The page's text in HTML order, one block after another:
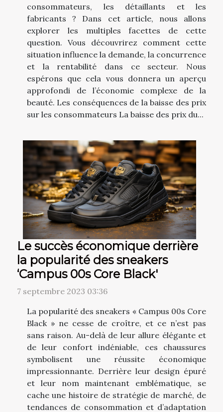
consommateurs, les détaillants et les
fabricants ? Dans cet article, nous allons
explorer les multiples facettes de cette
question. Vous découvrirez comment cette
situation influence la demande, la concurrence
et la rentabilité dans ce secteur. Nous
espérons que cela vous donnera un aperçu
approfondi de l’économie complexe de la
beauté. Les conséquences de la baisse des prix
sur les consommateurs La baisse des prix du...
Le succès économique derrière
la popularité des sneakers
‘Campus 00s Core Black'
7 septembre 2023 03:36
La popularité des sneakers « Campus 00s Core
Black » ne cesse de croître, et ce n’est pas
sans raison. Au-delà de leur allure élégante et
de leur confort indéniable, ces chaussures
symbolisent une réussite économique
impressionnante. Derrière leur design épuré
et leur nom maintenant emblématique, se
cache une histoire de stratégie de marché, de
tendances de consommation et d’adaptation